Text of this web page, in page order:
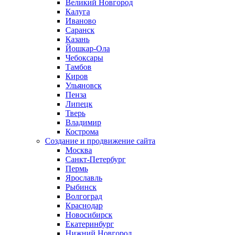
Великий Новгород
Калуга
Иваново
Саранск
Казань
Йошкар-Ола
Чебоксары
Тамбов
Киров
Ульяновск
Пенза
Липецк
Тверь
Владимир
Кострома
Создание и продвижение сайта
Москва
Санкт-Петербург
Пермь
Ярославль
Рыбинск
Волгоград
Краснодар
Новосибирск
Екатеринбург
Нижний Новгород